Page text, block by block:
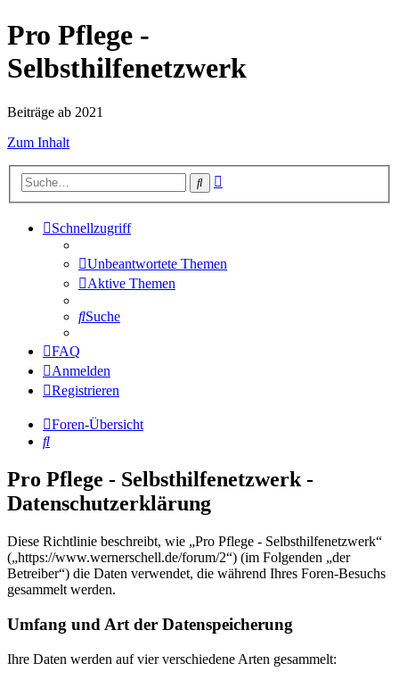
Pro Pflege -
Selbsthilfenetzwerk
Beiträge ab 2021
Zum Inhalt
Suche
Schnellzugriff
Unbeantwortete Themen
Aktive Themen
Suche
FAQ
Anmelden
Registrieren
Foren-Übersicht
Suche
Pro Pflege - Selbsthilfenetzwerk -
Datenschutzerklärung
Diese Richtlinie beschreibt, wie „Pro Pflege - Selbsthilfenetzwerk“
(„https://www.wernerschell.de/forum/2“) (im Folgenden „der
Betreiber“) die Daten verwendet, die während Ihres Foren-Besuchs
gesammelt werden.
Umfang und Art der Datenspeicherung
Ihre Daten werden auf vier verschiedene Arten gesammelt: